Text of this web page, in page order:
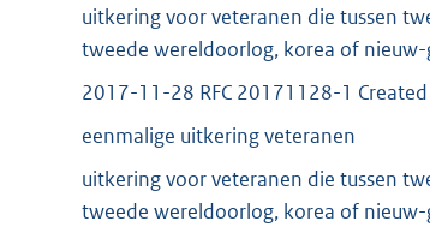
:k
uitkering voor veteranen die tussen
tweede wereldoorlog, korea of nieuw-
2017-11-28 RFC 20171128-1 Created
eenmalige uitkering veteranen
uitkering voor veteranen die tussen
tweede wereldoorlog, korea of nieuw-